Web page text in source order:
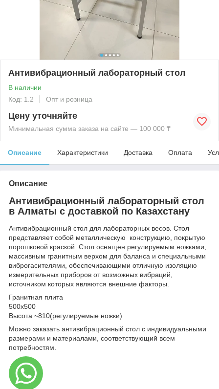
Антивибрационный лабораторный стол
В наличии
Код: 1.2
Опт и розница
Цену уточняйте
Минимальная сумма заказа на сайте — 100 000 ₸
Описание Характеристики Доставка Оплата
Описание
Антивибрационный лабораторный стол
в Алматы с доставкой по Казахстану
Антивибрационный стол для лабораторных весов. Стол
представляет собой металлическую конструкцию, покрытую
порошковой краской. Стол оснащен регулируемым ножками,
массивным гранитным верхом для баланса и специальными
виброгасителями, обеспечивающими отличную изоляцию
измерительных приборов от возможных вибраций,
источником которых являются внешние факторы.
Гранитная плита
500х500
Высота ~810(регулируемые ножки)
Можно заказать антивибрационный стол с индивидуальными
размерами и материалами, соответствующий всем
потребностям.